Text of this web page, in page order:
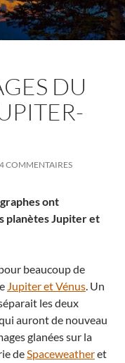
DU
4 COMMENTAIRES
ont
planètes Jupiter et
beaucoup de
Jupiter et Vénus. Un
les deux
auront de nouveau
glanées sur la
deSpaceweatheret